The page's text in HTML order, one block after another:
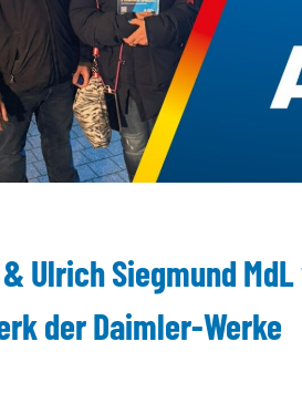
Ulrich Siegmund
der Daimler-Werke